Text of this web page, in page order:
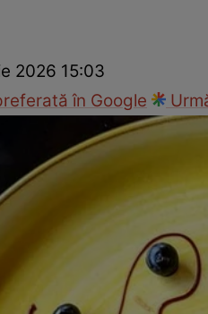
2026 15:03
în Google